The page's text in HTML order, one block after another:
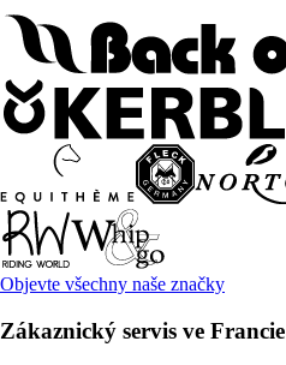
Objevte všechny naše značky
Zákaznický servis ve Francie